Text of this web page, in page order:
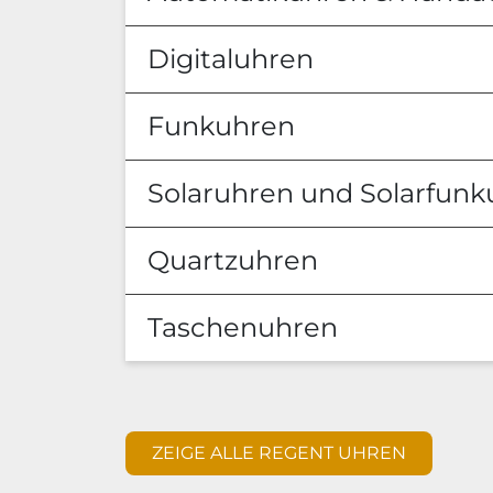
Digitaluhren
Funkuhren
Solaruhren und
Quartzuhren
Taschenuhren
ZEIGE ALLE REGENT UHREN